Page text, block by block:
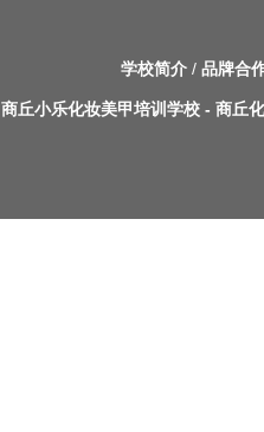
学校简介 / 品牌合
商丘小乐化妆美甲培训学校- 商丘